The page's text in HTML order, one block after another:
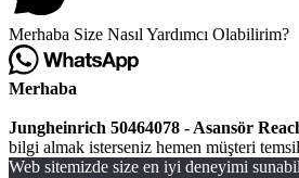
Merhaba Size Nasıl Yardımcı Olabilirim?
Merhaba
Jungheinrich 50464078 - Asansör
bilgi almak isterseniz hemen müşteri
Web sitemizde size en iyi deneyimi